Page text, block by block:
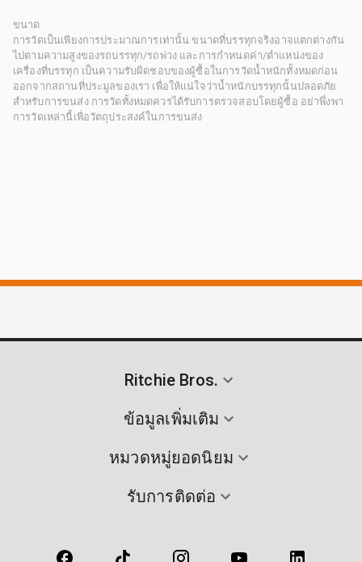
ขนาด
การวัดเป็นเพียงการประมาณการเท่านั้น ขนาดที่บรรทุกจริงอาจแตกต่างกัน
ไปตามความสูงของรถบรรทุก/รถพ่วง และการกำหนดค่า/ตำแหน่งของ
เครื่องที่บรรทุก เป็นความรับผิดชอบของผู้ซื้อในการวัดน้ำหนักทั้งหมดก่อน
ออกจากสถานที่ประมูลของเรา เพื่อให้แน่ใจว่าน้ำหนักบรรทุกนั้นปลอดภัย
สำหรับการขนส่ง การวัดทั้งหมดควรได้รับการตรวจสอบโดยผู้ซื้อ อย่าพึ่งพา
การวัดเหล่านี้เพื่อวัตถุประสงค์ในการขนส่ง
Ritchie Bros.
ข้อมูลเพิ่มเติม
หมวดหมู่ยอดนิยม
รับการติดต่อ